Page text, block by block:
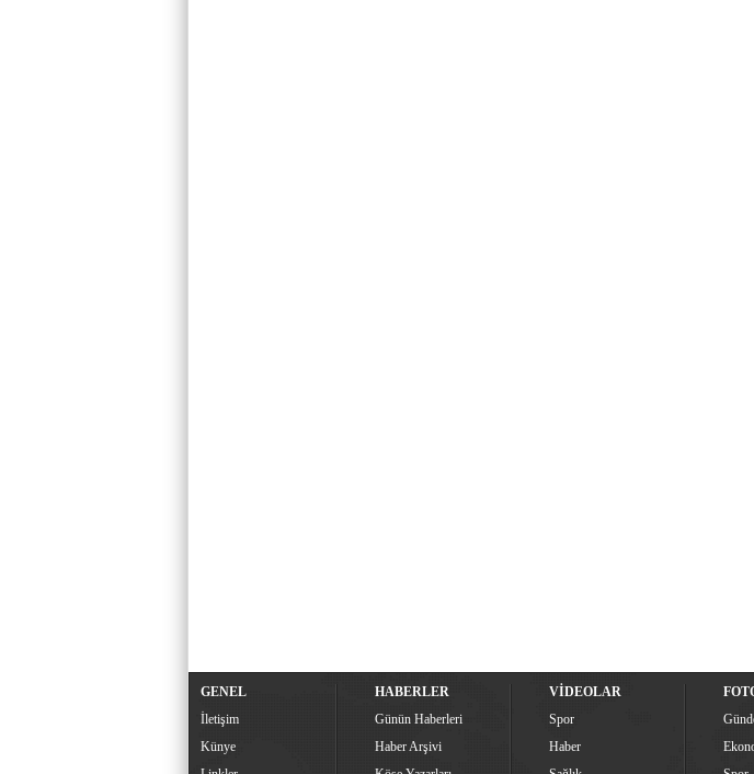
GENEL
İletişim
Künye
HABERLER
Günün Haberleri
Haber Arşivi
VİDEOLAR
Spor
Haber